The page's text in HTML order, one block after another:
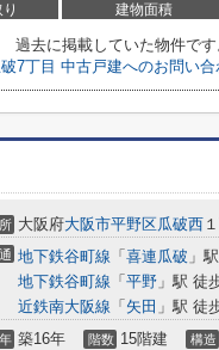
建物面積
過去に掲載していた物件です
7丁目 中古戸建へのお問い合
大阪府大阪市平野区瓜破西
地下鉄谷町線 「 喜連瓜破 」
地下鉄谷町線 「 平野 」駅 徒
近鉄南大阪線 「 矢田 」駅 徒
築16年 階数 15階建 構造